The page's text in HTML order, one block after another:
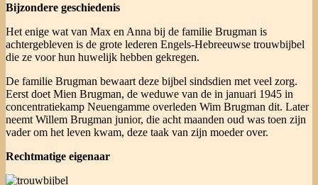
Bijzondere geschiedenis
Het enige wat van Max en Anna bij de familie Brugman is
achtergebleven is de grote lederen Engels-Hebreeuwse trouwbijbel
die ze voor hun huwelijk hebben gekregen.
De familie Brugman bewaart deze bijbel sindsdien met veel zorg.
Eerst doet Mien Brugman, de weduwe van de in januari 1945 in
concentratiekamp Neuengamme overleden Wim Brugman dit. Later
neemt Willem Brugman junior, die acht maanden oud was toen zijn
vader om het leven kwam, deze taak van zijn moeder over.
Rechtmatige eigenaar